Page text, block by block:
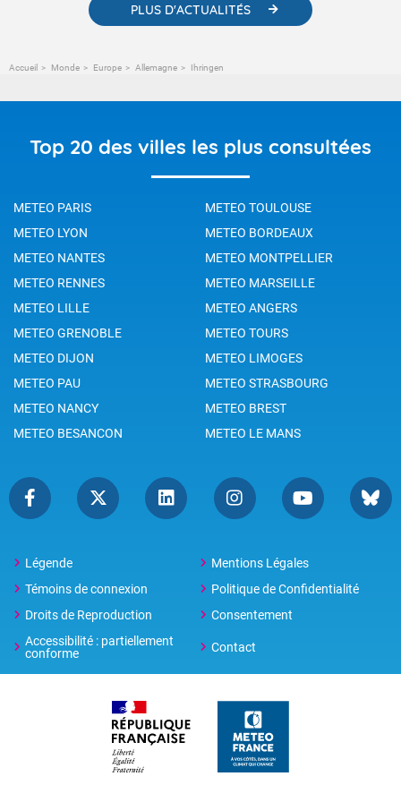
PLUS D'ACTUALITÉS
Accueil Monde Europe Allemagne Ihringen
Top 20 des villes les plus consultées
METEO PARIS
METEO TOULOUSE
METEO LYON
METEO BORDEAUX
METEO NANTES
METEO MONTPELLIER
METEO RENNES
METEO MARSEILLE
METEO LILLE
METEO ANGERS
METEO GRENOBLE
METEO TOURS
METEO DIJON
METEO LIMOGES
METEO PAU
METEO STRASBOURG
METEO NANCY
METEO BREST
METEO BESANCON
METEO LE MANS
Légende
Mentions Légales
Témoins de connexion
Politique de Confidentialité
Droits de Reproduction
Consentement
Accessibilité : partiellement
conforme
Contact